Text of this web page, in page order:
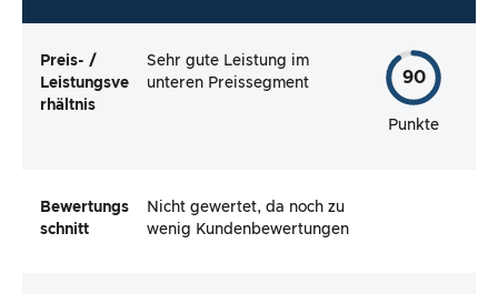
Preis- /
Leistungsve
rhältnis
Sehr gute Leistung im
unteren Preissegment
90
Punkte
Bewertungs
schnitt
Nicht gewertet, da noch zu
wenig Kundenbewertungen